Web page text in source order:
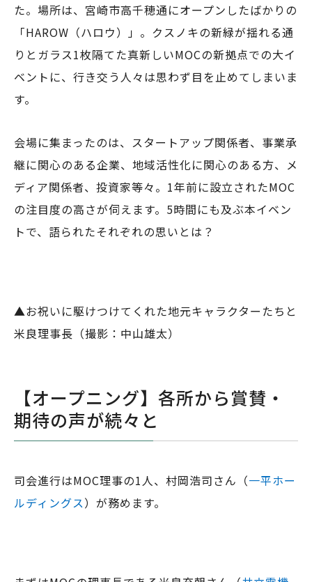
た。場所は、宮崎市高千穂通にオープンしたばかりの
「HAROW（ハロウ）」。クスノキの新緑が揺れる通
りとガラス1枚隔てた真新しいMOCの新拠点での大イ
ベントに、行き交う人々は思わず目を止めてしまいま
す。
会場に集まったのは、スタートアップ関係者、事業承
継に関心のある企業、地域活性化に関心のある方、メ
ディア関係者、投資家等々。1年前に設立されたMOC
の注目度の高さが伺えます。5時間にも及ぶ本イベン
トで、語られたそれぞれの思いとは？
▲お祝いに駆けつけてくれた地元キャラクターたちと
米良理事長（撮影：中山雄太）
【オープニング】各所から賞賛・
期待の声が続々と
司会進行はMOC理事の1人、村岡浩司さん（一平ホー
ルディングス）が務めます。